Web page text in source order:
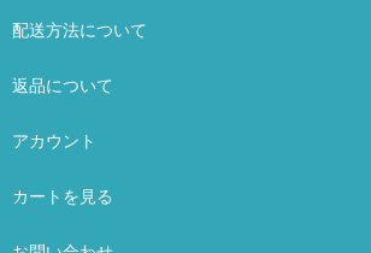
配送方法について
返品について
アカウント
カートを見る